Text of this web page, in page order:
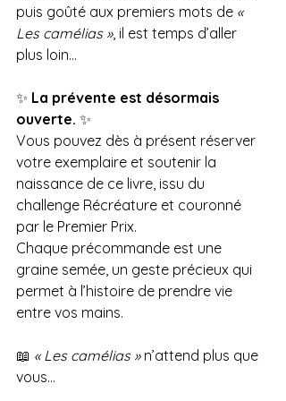
puis goûté aux premiers mots de «
Les camélias », il est temps d’aller
plus loin…
✨ La prévente est désormais
ouverte. ✨
Vous pouvez dès à présent réserver
votre exemplaire et soutenir la
naissance de ce livre, issu du
challenge Récréature et couronné
par le Premier Prix.
Chaque précommande est une
graine semée, un geste précieux qui
permet à l’histoire de prendre vie
entre vos mains.
📖 « Les camélias » n’attend plus que
vous…